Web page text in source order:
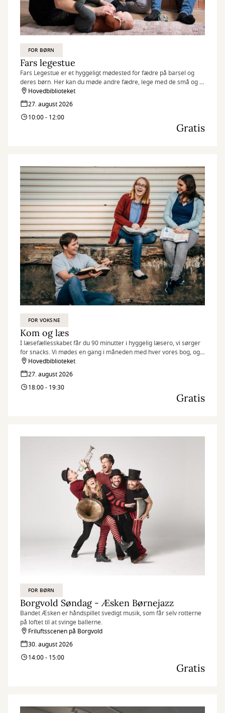
FOR BØRN
Fars legestue
Fars Legestue er et hyggeligt mødested for fædre på barsel og
deres børn. Her kan du møde andre fædre, lege med de små og få
en god snak.
Hovedbiblioteket
27. august 2026
10:00 - 12:00
Gratis
FOR VOKSNE
Kom og læs
I læsefællesskabet får du 90 minutter i hyggelig læsero, vi sørger
for snacks. Vi mødes en gang i måneden med hver vores bog, og
så er der ellers mulighed for at læse og fordybe sig.
Hovedbiblioteket
27. august 2026
18:00 - 19:30
Gratis
FOR BØRN
Borgvold Søndag - Æsken Børnejazz
Bandet Æsken er håndspillet svedigt musik, som får selv rotterne
på loftet til at svinge ballerne.
Friluftsscenen på Borgvold
30. august 2026
14:00 - 15:00
Gratis